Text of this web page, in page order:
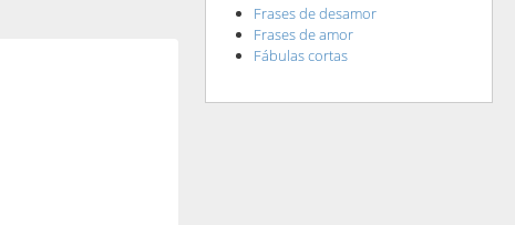
Frases de desamor
Frases de amor
Fábulas cortas